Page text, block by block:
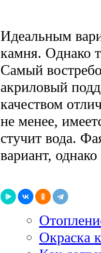
Идеальным
камня. Однако
Самый
акриловый
качеством
не менее,
стучит вода.
вариант,
Окраска